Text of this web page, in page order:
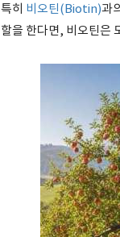
특히 비오틴(Biotin)과
할을 한다면, 비오틴은